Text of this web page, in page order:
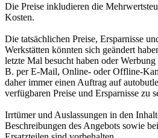
Die Preise inkludieren die
Kosten.
Die tatsächlichen Preise, Ersparnisse
Werkstätten könnten sich geändert
letzte Mal besucht haben oder
B. per E-Mail, Online- oder Offline-
daher immer einen Auftrag auf
verfügbaren Preise und Ersparnisse zu
Irrtümer und Auslassungen in den
Beschreibungen des Angebots sowie